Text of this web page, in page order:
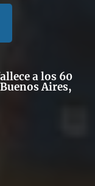
a los 60
Aires,